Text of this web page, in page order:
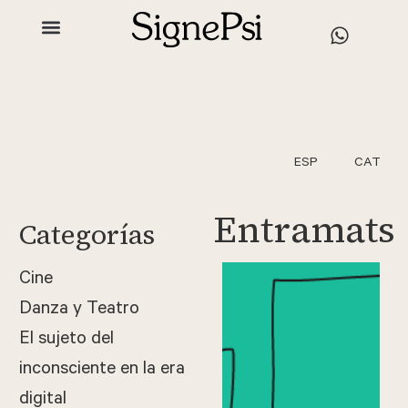
ESP CAT
Categorías
Cine
Danza y Teatro
El sujeto del
inconsciente en la era
digital
Entramats
Mi
herma
no
Juan
helena.mate
o.valldepere
Reseña